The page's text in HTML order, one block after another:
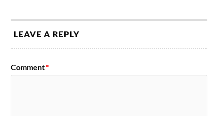
LEAVE A REPLY
Comment*